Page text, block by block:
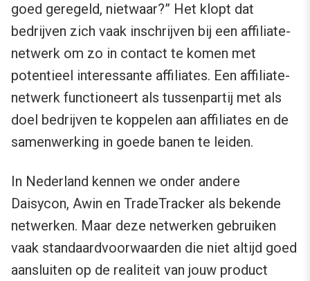
goed geregeld, nietwaar?” Het klopt dat
bedrijven zich vaak inschrijven bij een affiliate-
netwerk om zo in contact te komen met
potentieel interessante affiliates. Een affiliate-
netwerk functioneert als tussenpartij met als
doel bedrijven te koppelen aan affiliates en de
samenwerking in goede banen te leiden.
In Nederland kennen we onder andere
Daisycon, Awin en TradeTracker als bekende
netwerken. Maar deze netwerken gebruiken
vaak standaardvoorwaarden die niet altijd goed
aansluiten op de realiteit van jouw product